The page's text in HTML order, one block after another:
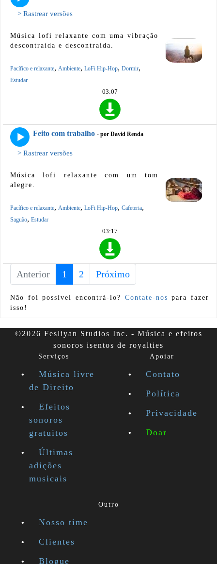
> Rastrear versões
Música lofi relaxante com uma vibração
descontraída e descontraída.
Pacífico e relaxante, Ambiente, LoFi Hip-Hop, Dormir,
Estudar
03:07
Feito com trabalho - por David Renda
> Rastrear versões
Música lofi relaxante com um tom
alegre.
Pacífico e relaxante, Ambiente, LoFi Hip-Hop, Cafeteria,
Saguão, Estudar
03:17
Anterior 1 (current)
2 Próximo
Não foi possível encontrá-lo? Contate-nos para fazer
isso!
©2026 Fesliyan Studios Inc. - Música e efeitos
sonoros isentos de royalties
Serviços
Música livre
de Direito
Efeitos
sonoros
gratuitos
Últimas
adições
musicais
Apoiar
Contato
Política
Privacidade
Doar
Outro
Nosso time
Clientes
Blogue